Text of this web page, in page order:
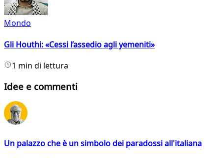
Mondo
Gli Houthi: «Cessi l’assedio agli yemeniti»
1 min di lettura
Idee e commenti
Un palazzo che è un simbolo dei paradossi all'italiana